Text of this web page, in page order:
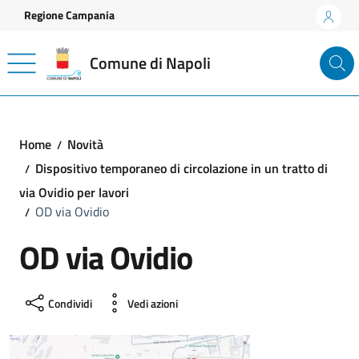
Vai ai contenuti
Vai al footer
Regione Campania
Comune di Napoli
Home
Novità
Dispositivo temporaneo di circolazione in un tratto di
via Ovidio per lavori
OD via Ovidio
OD via Ovidio
Condividi Vedi azioni